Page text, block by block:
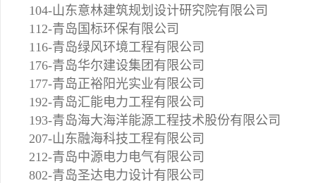
104-山东意林建筑规划设计研究院有限公司
112-青岛国标环保有限公司
116-青岛绿风环境工程有限公司
176-青岛华尔建设集团有限公司
177-青岛正裕阳光实业有限公司
192-青岛汇能电力工程有限公司
193-青岛海大海洋能源工程技术股份有限公司
207-山东融海科技工程有限公司
212-青岛中源电力电气有限公司
802-青岛圣达电力设计有限公司